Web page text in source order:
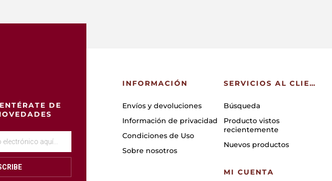
DE
INFORMACIÓN
Envíos y devoluciones
Información de privacidad
Condiciones de Uso
Sobre nosotros
SERVICIOS AL CLIENTE
Búsqueda
Producto vistos
recientemente
Nuevos productos
MI CUENTA